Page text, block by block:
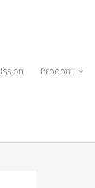
Prodotti